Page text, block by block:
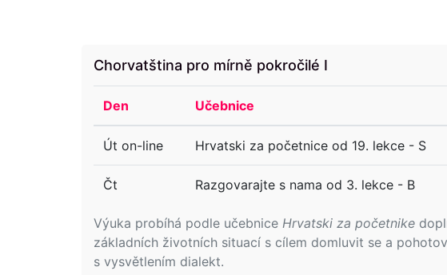
Chorvatština pro mírně pokročilé I
Výuka probíhá podle učebnice Hrvatski za početnike
základních životních situací s cílem domluvit se a
s vysvětlením dialekt.
Den Učebnice
Út on-line Hrvatski za početnice od 19. lekce - S
Čt Razgovarajte s nama od 3. lekce - B